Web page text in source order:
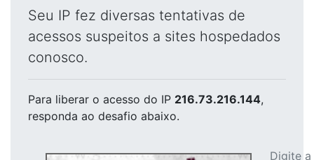
Seu IP fez diversas tentativas de
acessos suspeitos a sites hospedados
conosco.
Para liberar o acesso do IP 216.73.216.144,
responda ao desafio abaixo.
Digite